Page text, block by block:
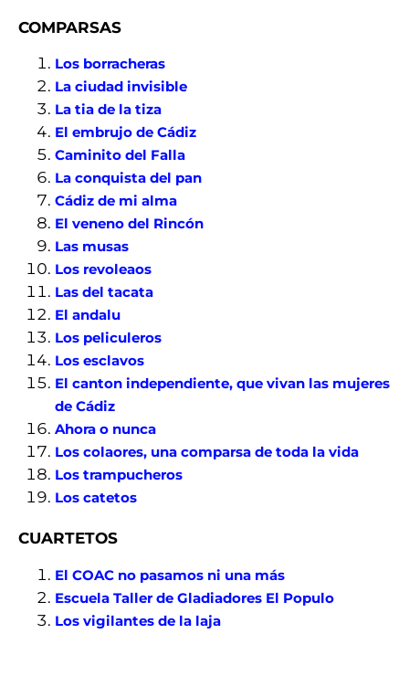
COMPARSAS
Los borracheras
La ciudad invisible
La tia de la tiza
El embrujo de Cádiz
Caminito del Falla
La conquista del pan
Cádiz de mi alma
El veneno del Rincón
Las musas
Los revoleaos
Las del tacata
El andalu
Los peliculeros
Los esclavos
El canton independiente, que vivan las mujeres
de Cádiz
Ahora o nunca
Los colaores, una comparsa de toda la vida
Los trampucheros
Los catetos
CUARTETOS
El COAC no pasamos ni una más
Escuela Taller de Gladiadores El Populo
Los vigilantes de la laja